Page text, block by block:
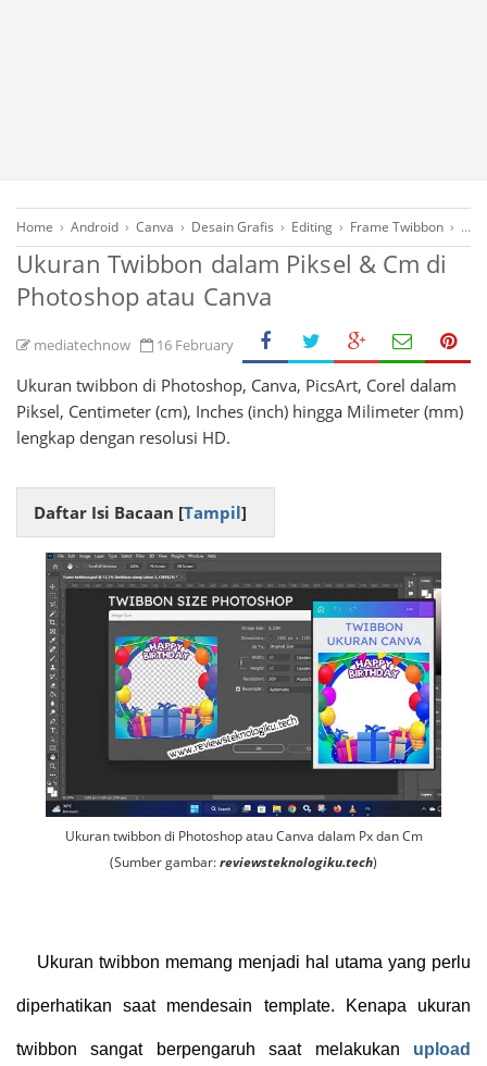
Home › Android › Canva › Desain Grafis › Editing › Frame Twibbon ›
Ukuran Twibbon dalam Piksel & Cm di
Photoshop atau Canva
mediatechnow 16 February
Ukuran twibbon di Photoshop, Canva, PicsArt, Corel dalam
Piksel, Centimeter (cm), Inches (inch) hingga Milimeter (mm)
lengkap dengan resolusi HD.
Daftar Isi Bacaan [Tampil]
Ukuran twibbon di Photoshop atau Canva dalam Px dan Cm
(Sumber gambar:reviewsteknologiku.tech)
Ukuran twibbon memang menjadi hal utama yang perlu
diperhatikan saat mendesain template. Kenapa ukuran
twibbon sangat berpengaruh saat melakukan upload